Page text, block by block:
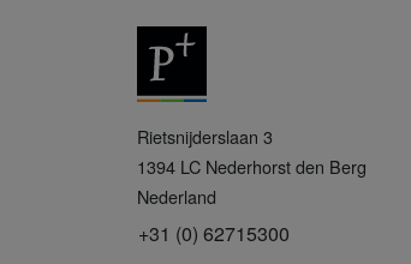
+
Rietsnijderslaan 3
1394 LC Nederhorst den Berg
Nederland
+31 (0) 62715300